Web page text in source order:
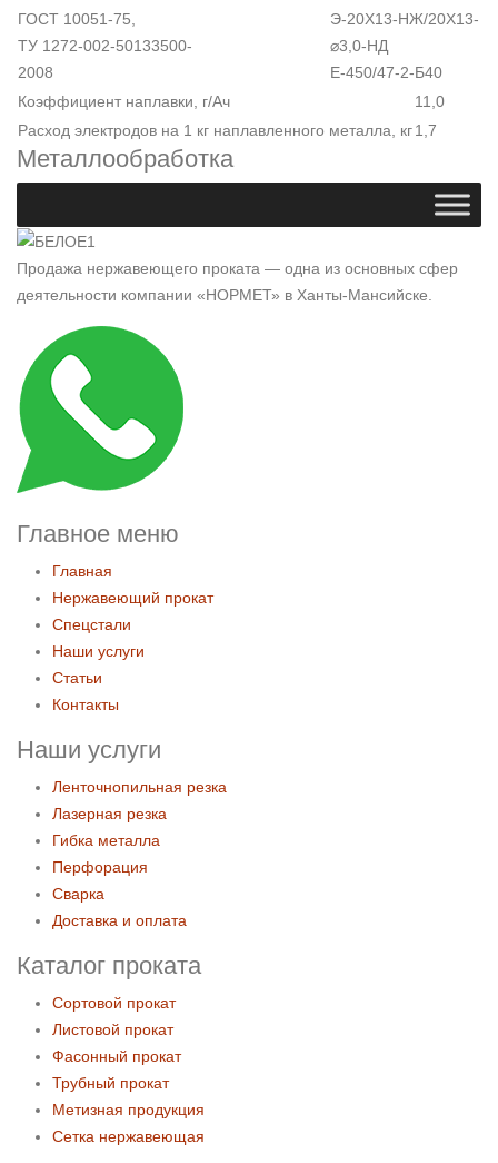
ГОСТ 10051-75,
ТУ 1272-002-50133500-
2008
Э-20Х13-НЖ/20Х13-
⌀3,0-НД
Е-450/47-2-Б40
Коэффициент наплавки, г/Ач
11,0
Расход электродов на 1 кг наплавленного металла, кг1,7
Металлообработка
Продажа нержавеющего проката — одна из основных сфер
деятельности компании «НОРМЕТ» в Ханты-Мансийске.
Главное меню
Главная
Нержавеющий прокат
Спецстали
Наши услуги
Статьи
Контакты
Наши услуги
Ленточнопильная резка
Лазерная резка
Гибка металла
Перфорация
Сварка
Доставка и оплата
Каталог проката
Сортовой прокат
Листовой прокат
Фасонный прокат
Трубный прокат
Метизная продукция
Сетка нержавеющая